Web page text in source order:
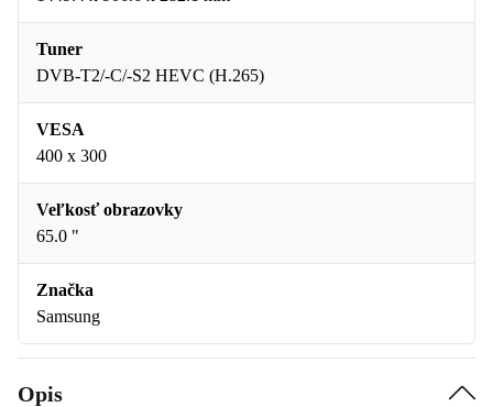
Tuner
DVB-T2/-C/-S2 HEVC (H.265)
VESA
400 x 300
Veľkosť obrazovky
65.0 "
Značka
Samsung
Opis